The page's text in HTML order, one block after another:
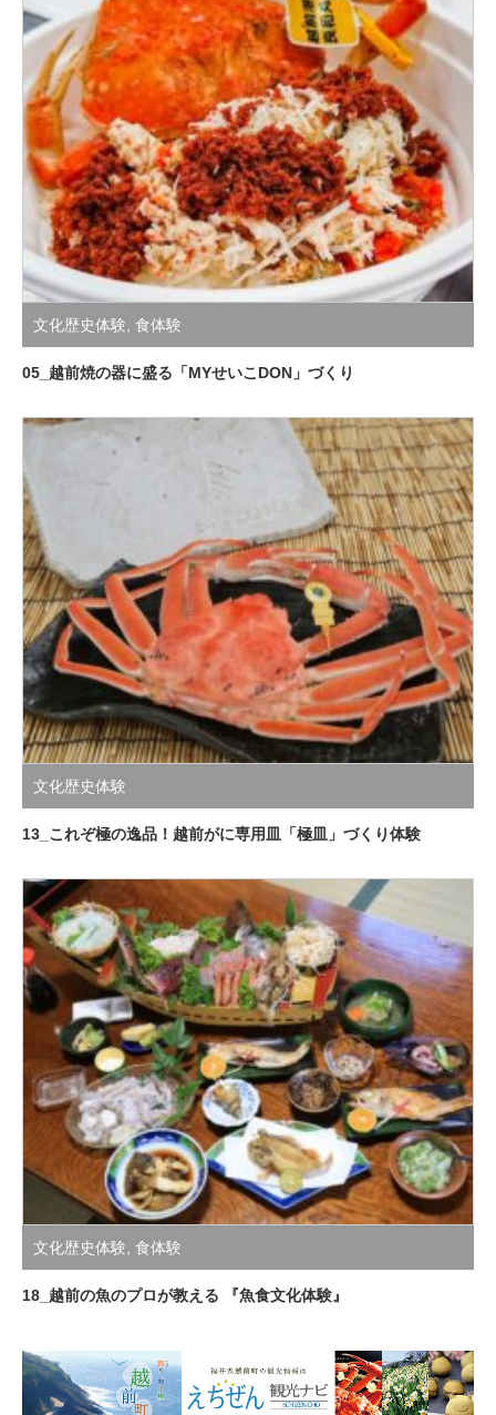
文化歴史体験 食体験
05_越前焼の器に盛る「MYせいこDON」づくり
文化歴史体験
13_これぞ極の逸品！越前がに専用皿「極皿」づくり体験
文化歴史体験 食体験
18_越前の魚のプロが教える 『魚食文化体験』